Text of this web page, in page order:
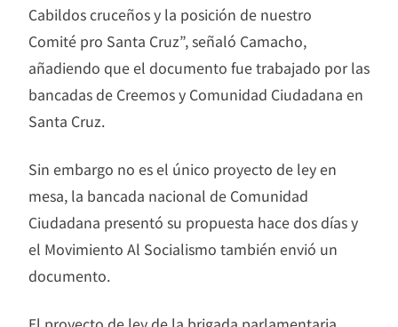
Cabildos cruceños y la posición de nuestro
Comité pro Santa Cruz”, señaló Camacho,
añadiendo que el documento fue trabajado por las
bancadas de Creemos y Comunidad Ciudadana en
Santa Cruz.
Sin embargo no es el único proyecto de ley en
mesa, la bancada nacional de Comunidad
Ciudadana presentó su propuesta hace dos días y
el Movimiento Al Socialismo también envió un
documento.